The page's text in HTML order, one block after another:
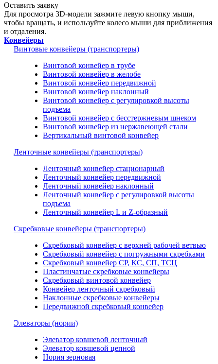
Оставить заявку
Для просмотра 3D-модели зажмите левую кнопку мыши,
чтобы вращать, и используйте колесо мыши для приближения
и отдаления.
Конвейеры
Винтовые конвейеры (транспортеры)
Винтовой конвейер в трубе
Винтовой конвейер в желобе
Винтовой конвейер передвижной
Винтовой конвейер наклонный
Винтовой конвейер с регулировкой высоты
подъема
Винтовой конвейер с бесстержневым шнеком
Винтовой конвейер из нержавеющей стали
Вертикальный винтовой конвейер
Ленточные конвейеры (транспортеры)
Ленточный конвейер стационарный
Ленточный конвейер передвижной
Ленточный конвейер наклонный
Ленточный конвейер с регулировкой высоты
подъема
Ленточный конвейер L и Z-образный
Скребковые конвейеры (транспортеры)
Скребковый конвейер с верхней рабочей ветвью
Скребковый конвейер с погружными скребками
Скребковый конвейер СР, КС, СП, ТСЦ
Пластинчатые скребковые конвейеры
Скребковый винтовой конвейер
Конвейер ленточный скребковый
Наклонные скребковые конвейеры
Передвижной скребковый конвейер
Элеваторы (нории)
Элеватор ковшевой ленточный
Элеватор ковшевой цепной
Нория зерновая